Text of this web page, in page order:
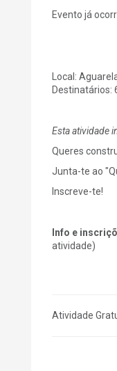
Evento já
Local:
Destinatários:
Esta atividade
Queres
Junta-te ao
Inscreve-te!
Info e
atividade)
Atividade